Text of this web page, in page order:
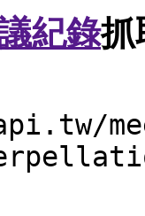
紀錄抓
meet/